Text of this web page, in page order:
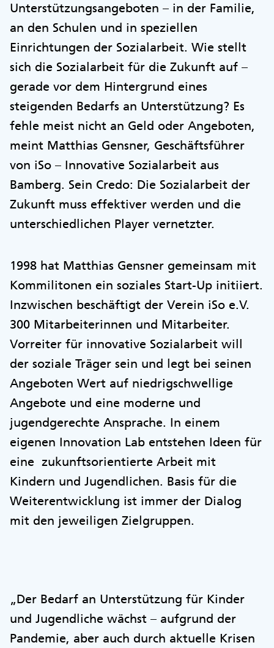
Unterstützungsangeboten – in der Familie,
an den Schulen und in speziellen
Einrichtungen der Sozialarbeit. Wie stellt
sich die Sozialarbeit für die Zukunft auf –
gerade vor dem Hintergrund eines
steigenden Bedarfs an Unterstützung? Es
fehle meist nicht an Geld oder Angeboten,
meint Matthias Gensner, Geschäftsführer
von iSo – Innovative Sozialarbeit aus
Bamberg. Sein Credo: Die Sozialarbeit der
Zukunft muss effektiver werden und die
unterschiedlichen Player vernetzter.
1998 hat Matthias Gensner gemeinsam mit
Kommilitonen ein soziales Start-Up initiiert.
Inzwischen beschäftigt der Verein iSo e.V.
300 Mitarbeiterinnen und Mitarbeiter.
Vorreiter für innovative Sozialarbeit will
der soziale Träger sein und legt bei seinen
Angeboten Wert auf niedrigschwellige
Angebote und eine moderne und
jugendgerechte Ansprache. In einem
eigenen Innovation Lab entstehen Ideen für
eine zukunftsorientierte Arbeit mit
Kindern und Jugendlichen. Basis für die
Weiterentwicklung ist immer der Dialog
mit den jeweiligen Zielgruppen.
„Der Bedarf an Unterstützung für Kinder
und Jugendliche wächst – aufgrund der
Pandemie, aber auch durch aktuelle Krisen